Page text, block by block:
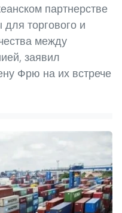
партнерстве
для торгового и
между
заявил
Фрю на их встрече